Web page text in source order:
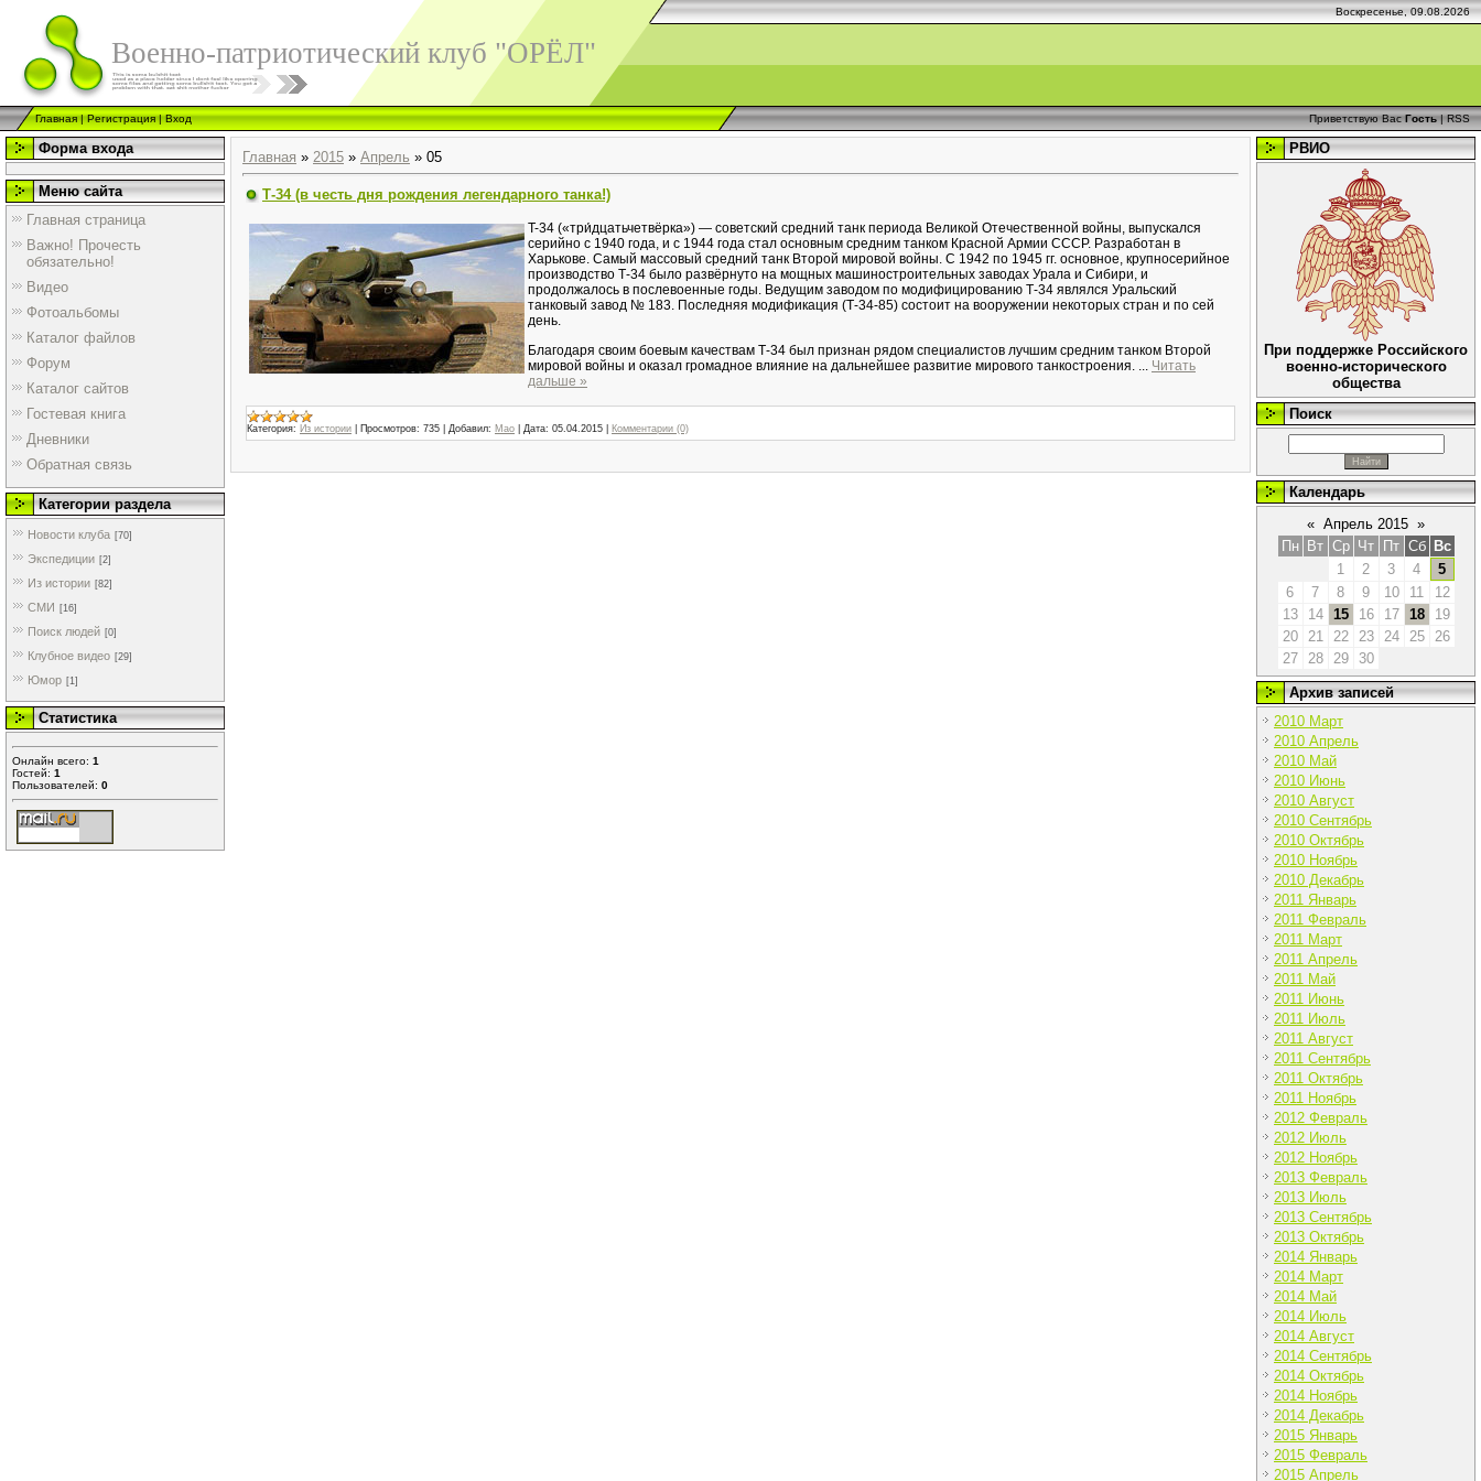
Воскресенье, 09.08.2026
Военно-патриотический клуб "ОРЁЛ"
Главная|Регистрация|Вход Приветствую Вас Гость|RSS
Форма входа
Меню сайта
Главная страница
Важно! Прочесть
обязательно!
Видео
Фотоальбомы
Каталог файлов
Форум
Каталог сайтов
Гостевая книга
Дневники
Обратная связь
Категории раздела
Новости клуба [70]
Экспедиции [2]
Из истории [82]
СМИ [16]
Поиск людей [0]
Клубное видео [29]
Юмор [1]
Статистика
Онлайн всего: 1
Гостей: 1
Пользователей: 0
Главная » 2015 » Апрель » 05
Т-34 (в честь дня рождения легендарного танка!)
T-34 («три́дцатьчетвёрка») — советский средний танк периода Великой Отечественной войны, выпускался
серийно с 1940 года, и с 1944 года стал основным средним танком Красной Армии СССР. Разработан в
Харькове. Самый массовый средний танк Второй мировой войны. С 1942 по 1945 гг. основное, крупносерийное
производство Т-34 было развёрнуто на мощных машиностроительных заводах Урала и Сибири, и
продолжалось в послевоенные годы. Ведущим заводом по модифицированию Т-34 являлся Уральский
танковый завод № 183. Последняя модификация (Т-34-85) состоит на вооружении некоторых стран и по сей
день.
Благодаря своим боевым качествам Т-34 был признан рядом специалистов лучшим средним танком Второй
мировой войны и оказал громадное влияние на дальнейшее развитие мирового танкостроения. ... Читать
дальше »
Категория: Из истории Просмотров: 735 Добавил: Mao Дата: 05.04.2015 Комментарии (0)
РВИО
При поддержке Российского
военно-исторического
общества
Поиск
Календарь
« Апрель 2015 »
Пн
Вт Ср Чт Пт Сб
Вс
1
2 3 4
5
6
7 8 9 10 11
12
13
14 15 16 17 18
19
20
21 22 23 24 25
26
27
28 29 30
Архив записей
2010 Март
2010 Апрель
2010 Май
2010 Июнь
2010 Август
2010 Сентябрь
2010 Октябрь
2010 Ноябрь
2010 Декабрь
2011 Январь
2011 Февраль
2011 Март
2011 Апрель
2011 Май
2011 Июнь
2011 Июль
2011 Август
2011 Сентябрь
2011 Октябрь
2011 Ноябрь
2012 Февраль
2012 Июль
2012 Ноябрь
2013 Февраль
2013 Июль
2013 Сентябрь
2013 Октябрь
2014 Январь
2014 Март
2014 Май
2014 Июль
2014 Август
2014 Сентябрь
2014 Октябрь
2014 Ноябрь
2014 Декабрь
2015 Январь
2015 Февраль
2015 Апрель